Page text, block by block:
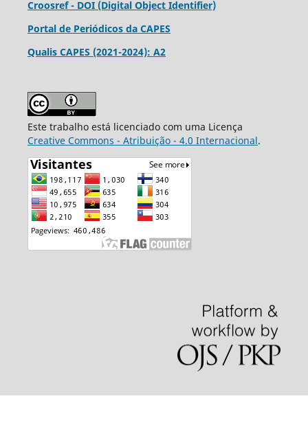
Croosref - DOI (Digital Object Identifier)
Portal de Periódicos da CAPES
Qualis CAPES (2021-2024): A2
Este trabalho está licenciado com uma Licença
Creative Commons - Atribuição - 4.0 Internacional.